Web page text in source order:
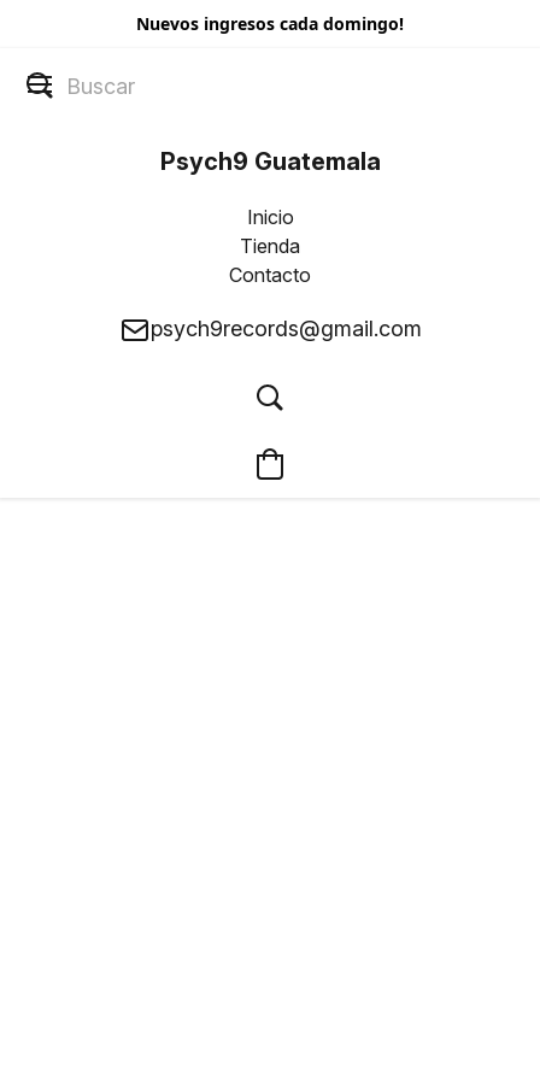
Nuevos ingresos cada domingo!
Psych9 Guatemala
Inicio
Tienda
Contacto
psych9records@gmail.com